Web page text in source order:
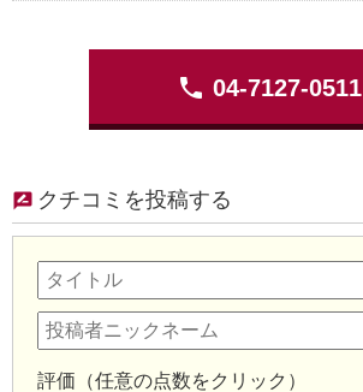
phone 04-7127-0511
クチコミを投稿する
評価（任意の点数をクリック）